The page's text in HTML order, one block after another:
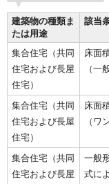
建築物の種類ま
たは用途
該当
集合住宅（共同
住宅および長屋
住宅）
床面
（一
集合住宅（共同
住宅および長屋
住宅）
床面
（ワ
集合住宅（共同
住宅および長屋
一般
式に